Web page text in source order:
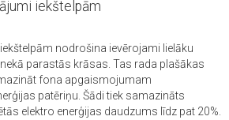
iekštelpām
nodrošina ievērojami lielāku
parastās krāsas. Tas rada plašākas
fona apgaismojumam
patēriņu. Šādi tiek samazināts
elektro enerģijas daudzums līdz pat 20%.